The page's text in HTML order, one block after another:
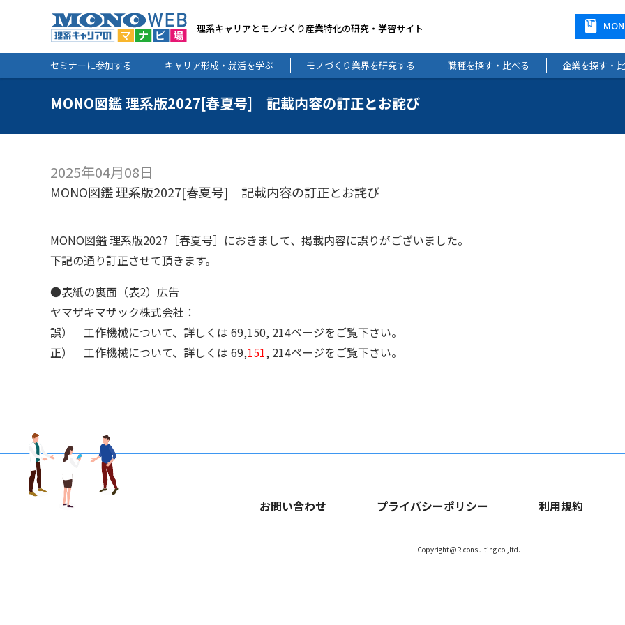
理系キャリアとモノづくり産業特化の研究・学習サイト
セミナーに参加する キャリア形成・就活を学ぶ モノづくり業界を研究する 職種を探す・比べる 企業を探す・
MONO図鑑 理系版2027[春夏号] 記載内容の訂正とお詫び
2025年04月08日
MONO図鑑 理系版2027[春夏号] 記載内容の訂正とお詫び
MONO図鑑 理系版2027［春夏号］におきまして、掲載内容に誤りがございました。
下記の通り訂正させて頂きます。
●表紙の裏面（表2）広告
ヤマザキマザック株式会社：
誤） 工作機械について、詳しくは 69,150, 214ページをご覧下さい。
正） 工作機械について、詳しくは 69,151, 214ページをご覧下さい。
お問い合わせ プライバシーポリシー 利用規約
Copyright@R-consulting co.,ltd.